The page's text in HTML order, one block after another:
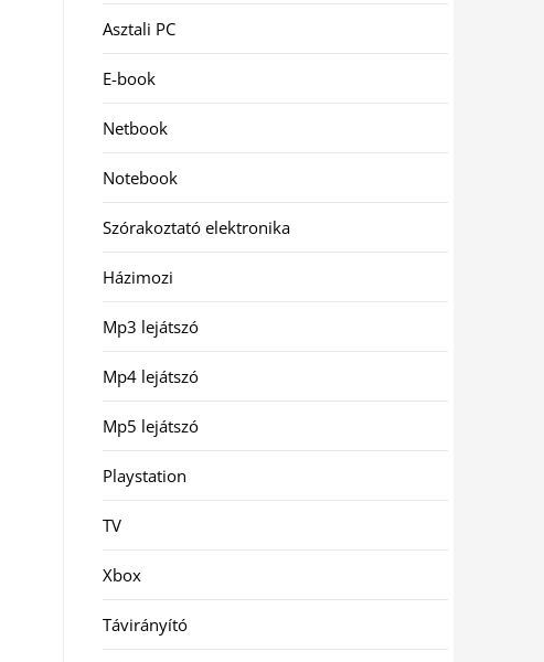
Asztali PC
E-book
Netbook
Notebook
Szórakoztató elektronika
Házimozi
Mp3 lejátszó
Mp4 lejátszó
Mp5 lejátszó
Playstation
TV
Xbox
Távirányító